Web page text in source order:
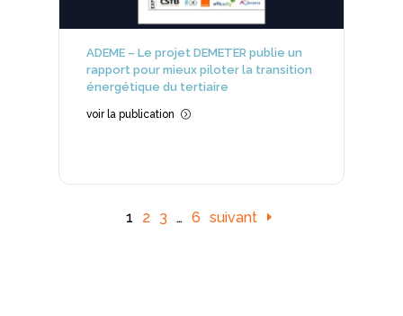
ADEME – Le projet DEMETER publie un
rapport pour mieux piloter la transition
énergétique du tertiaire
voir la publication =
1 2 3 … 6 suivant